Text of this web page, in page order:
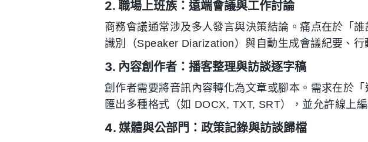
2. 職場上班族：遠端會議與工作討論
商務會議通常涉及多人發言與決策結論。痛点在於「
識別（Speaker Diarization）與自動生成會議紀要、
3. 內容創作者：播客整理與訪談逐字稿
創作者需要將音訊內容轉化為文章或腳本。需求在於
匯出多種格式（如 DOCX, TXT, SRT），並允許線上
4. 媒體與公部門：政策記錄與訪談歸檔